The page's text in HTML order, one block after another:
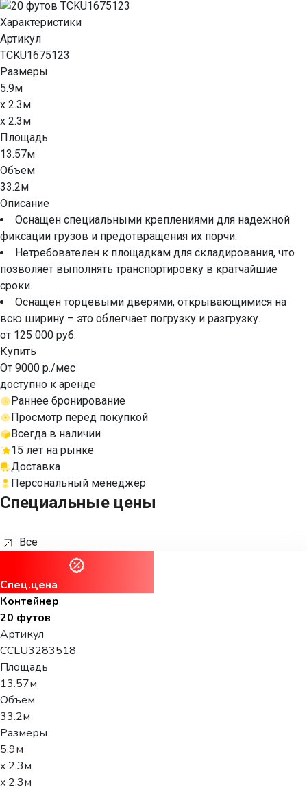
Характеристики
Артикул
TCKU1675123
Размеры
5.9м
x 2.3м
x 2.3м
Площадь
13.57м
Объем
33.2м
Описание
Оснащен специальными креплениями для надежной
фиксации грузов и предотвращения их порчи.
Нетребователен к площадкам для складирования, что
позволяет выполнять транспортировку в кратчайшие
сроки.
Оснащен торцевыми дверями, открывающимися на
всю ширину – это облегчает погрузку и разгрузку.
от 125 000 руб.
Купить
От 9000 р./мес
доступно к аренде
Раннее бронирование
Просмотр перед покупкой
Всегда в наличии
15 лет на рынке
Доставка
Персональный менеджер
Специальные цены
Все
Спец.цена
Контейнер
20 футов
Артикул
CCLU3283518
Площадь
13.57м
Объем
33.2м
Размеры
5.9м
x 2.3м
x 2.3м